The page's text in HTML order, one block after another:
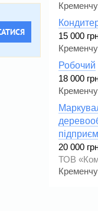
15 000
Робочий
18 000
20 000
ТОВ